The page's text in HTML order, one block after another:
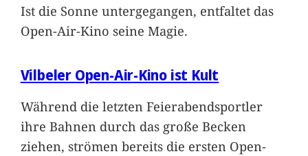
Ist die Sonne untergegangen, entfaltet das
Open-Air-Kino seine Magie.
Vilbeler Open-Air-Kino ist Kult
Während die letzten Feierabendsportler
ihre Bahnen durch das große Becken
ziehen, strömen bereits die ersten Open-